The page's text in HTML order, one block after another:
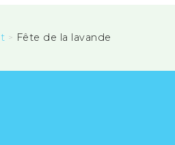
Fête de la lavande